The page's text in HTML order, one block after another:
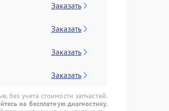
Заказать
Заказать
Заказать
Заказать
без учета стоимости запчастей.
на бесплатную диагностику.